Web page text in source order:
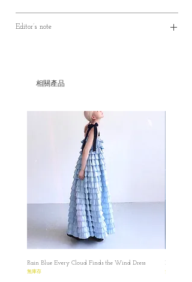
*（約10至30個工作天）
✿如現貨售罄，我們會盡快補貨，一般需時
✿ Please make sure that you have read and
understood the Terms before placing the order.
✿Please read the size carefully
MADE IN KOREA
✿ ✿ ✿ ✿ ✿ ✿ ✿
My Cherry Pie T-shirt
✿Length: 61 cm
✿Bust: 96cm
✿Waist: 96cm
Editor’s note
的感覺！相關產品
Rain Blue Every Cloud Finds the Wind Dress
無庫存
Ivory
無庫存